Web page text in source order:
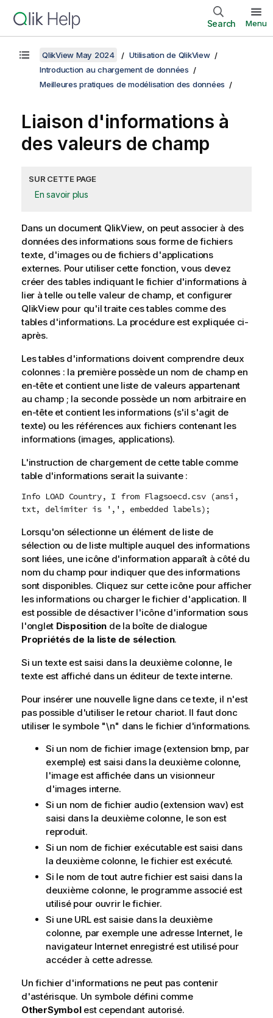
Search Menu
QlikView May 2024
Utilisation de QlikView
Introduction au chargement de données
Meilleures pratiques de modélisation des données
Liaison d'informations à
des valeurs de champ
SUR CETTE PAGE
En savoir plus
Dans un document QlikView, on peut associer à des
données des informations sous forme de fichiers
texte, d'images ou de fichiers d'applications
externes. Pour utiliser cette fonction, vous devez
créer des tables indiquant le fichier d'informations à
lier à telle ou telle valeur de champ, et configurer
QlikView pour qu'il traite ces tables comme des
tables d'informations. La procédure est expliquée ci-
après.
Les tables d'informations doivent comprendre deux
colonnes : la première possède un nom de champ en
en-tête et contient une liste de valeurs appartenant
au champ ; la seconde possède un nom arbitraire en
en-tête et contient les informations (s'il s'agit de
texte) ou les références aux fichiers contenant les
informations (images, applications).
L'instruction de chargement de cette table comme
table d'informations serait la suivante :
Info LOAD Country, I from Flagsoecd.csv (ansi,
txt, delimiter is ',', embedded labels);
Lorsqu'on sélectionne un élément de liste de
sélection ou de liste multiple auquel des informations
sont liées, une icône d'information apparaît à côté du
nom du champ pour indiquer que des informations
sont disponibles. Cliquez sur cette icône pour afficher
les informations ou charger le fichier d'application. Il
est possible de désactiver l'icône d'information sous
l'onglet Disposition de la boîte de dialogue
Propriétés de la liste de sélection.
Si un texte est saisi dans la deuxième colonne, le
texte est affiché dans un éditeur de texte interne.
Pour insérer une nouvelle ligne dans ce texte, il n'est
pas possible d'utiliser le retour chariot. Il faut donc
utiliser le symbole "\n" dans le fichier d'informations.
Si un nom de fichier image (extension bmp, par
exemple) est saisi dans la deuxième colonne,
l'image est affichée dans un visionneur
d'images interne.
Si un nom de fichier audio (extension wav) est
saisi dans la deuxième colonne, le son est
reproduit.
Si un nom de fichier exécutable est saisi dans
la deuxième colonne, le fichier est exécuté.
Si le nom de tout autre fichier est saisi dans la
deuxième colonne, le programme associé est
utilisé pour ouvrir le fichier.
Si une URL est saisie dans la deuxième
colonne, par exemple une adresse Internet, le
navigateur Internet enregistré est utilisé pour
accéder à cette adresse.
Un fichier d'informations ne peut pas contenir
d'astérisque. Un symbole défini comme
OtherSymbolest cependant autorisé.